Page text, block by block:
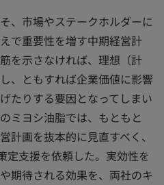
、市場やステークホルダーに
で重要性を増す中期経営計
を示さなければ、理想（計
、ともすれば企業価値に影響
たりする要因となってしまい
ミヨシ油脂では、もともと
計画を抜本的に見直すべく、
定支援を依頼した。実効性を
期待される効果を、両社のキ